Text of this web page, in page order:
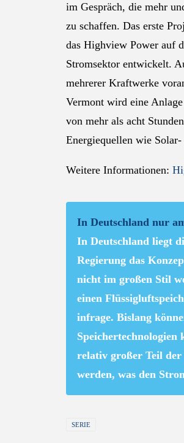
im Gespräch, die mehr
zu schaffen. Das erste
das Highview Power auf
Stromsektor entwickelt.
mehrerer Kraftwerke
Vermont wird eine
von mehr als acht
Energiequellen wie
Weitere Informationen:
In Deutschland nur
In Deutschland liegt
Regierung das
nicht im großen Stil
einen
infrage. Bislang
relativ großer Teil der
werden, was den
SERIE